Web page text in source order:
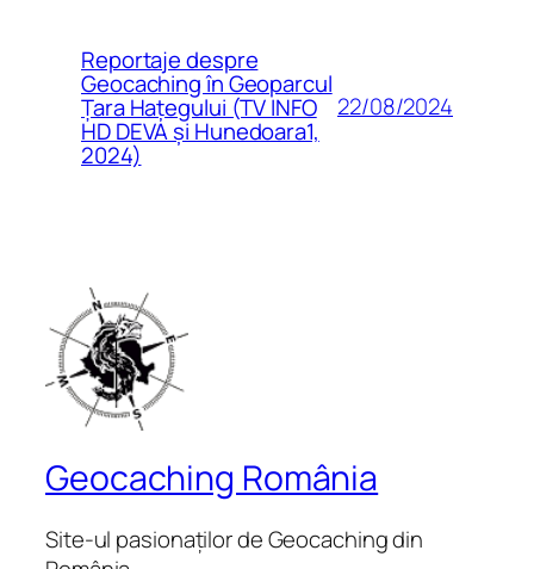
Reportaje despre
Geocaching în Geoparcul
Țara Hațegului (TV INFO
HD DEVA și Hunedoara1,
2024)
22/08/2024
Geocaching România
Site-ul pasionaților de Geocaching din